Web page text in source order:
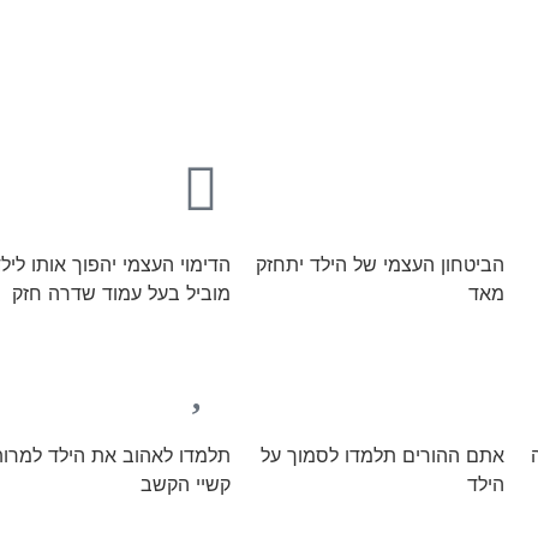
הביטחון העצמי של הילד יתחזק
מאד
הדימוי העצמי יהפוך אותו
מוביל בעל עמוד שדרה חזק
אתם ההורים תלמדו לסמוך על
הילד
תלמדו לאהוב את הילד
קשיי הקשב